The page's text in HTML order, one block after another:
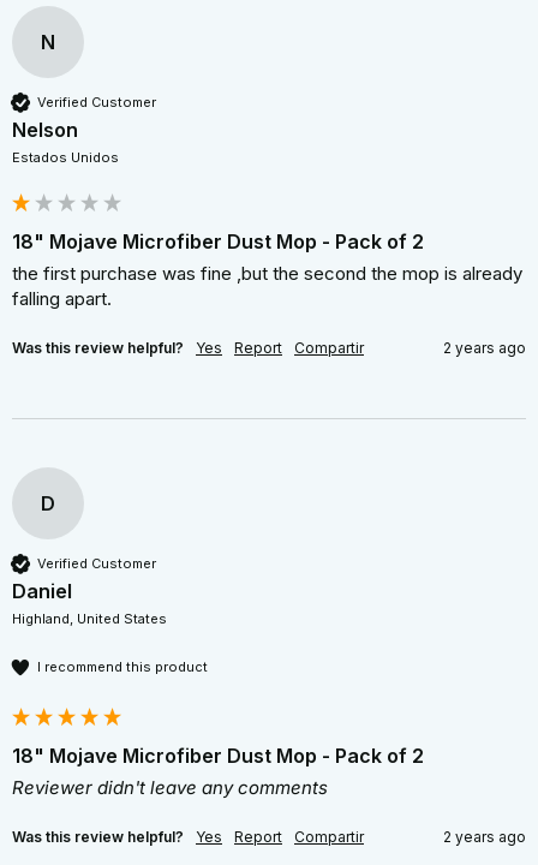
N
Verified Customer
Nelson
Estados Unidos
18" Mojave Microfiber Dust Mop - Pack of 2
the first purchase was fine ,but the second the mop is already
falling apart.
Was this review helpful? Yes Report Compartir 2 years ago
D
Verified Customer
Daniel
Highland, United States
I recommend this product
18" Mojave Microfiber Dust Mop - Pack of 2
Reviewer didn't leave any comments
Was this review helpful? Yes Report Compartir 2 years ago